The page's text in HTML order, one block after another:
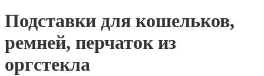
Подставки для кошельков,
ремней, перчаток из
оргстекла